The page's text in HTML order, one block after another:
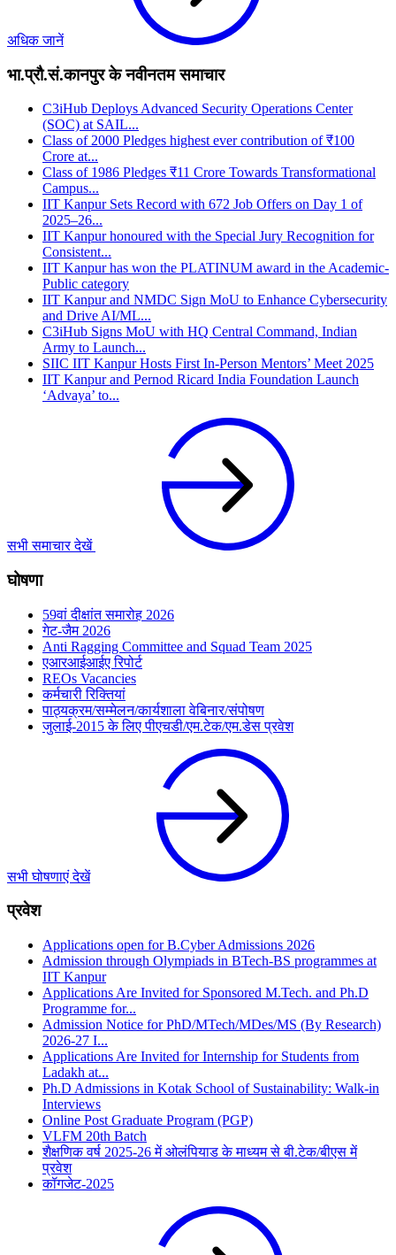
अधिक जानें
भा.प्रौ.सं.कानपुर के नवीनतम समाचार
C3iHub Deploys Advanced Security Operations Center
(SOC) at SAIL...
Class of 2000 Pledges highest ever contribution of ₹100
Crore at...
Class of 1986 Pledges ₹11 Crore Towards Transformational
Campus...
IIT Kanpur Sets Record with 672 Job Offers on Day 1 of
2025–26...
IIT Kanpur honoured with the Special Jury Recognition for
Consistent...
IIT Kanpur has won the PLATINUM award in the Academic-
Public category
IIT Kanpur and NMDC Sign MoU to Enhance Cybersecurity
and Drive AI/ML...
C3iHub Signs MoU with HQ Central Command, Indian
Army to Launch...
SIIC IIT Kanpur Hosts First In-Person Mentors’ Meet 2025
IIT Kanpur and Pernod Ricard India Foundation Launch
‘Advaya’ to...
सभी समाचार देखें
घोषणा
59वां दीक्षांत समारोह 2026
गेट-जैम 2026
Anti Ragging Committee and Squad Team 2025
एआरआईआईए रिपोर्ट
REOs Vacancies
कर्मचारी रिक्तियां
पाठ्यक्रम/सम्मेलन/कार्यशाला वेबिनार/संपोषण
जुलाई-2015 के लिए पीएचडी/एम.टेक/एम.डेस प्रवेश
सभी घोषणाएं देखें
प्रवेश
Applications open for B.Cyber Admissions 2026
Admission through Olympiads in BTech-BS programmes at
IIT Kanpur
Applications Are Invited for Sponsored M.Tech. and Ph.D
Programme for...
Admission Notice for PhD/MTech/MDes/MS (By Research)
2026‑27 I...
Applications Are Invited for Internship for Students from
Ladakh at...
Ph.D Admissions in Kotak School of Sustainability: Walk-in
Interviews
Online Post Graduate Program (PGP)
VLFM 20th Batch
शैक्षणिक वर्ष 2025-26 में ओलंपियाड के माध्यम से बी.टेक/बीएस में
प्रवेश
कॉगजेट-2025